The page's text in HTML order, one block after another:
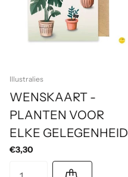
Illustralies
WENSKAART -
PLANTEN VOOR
ELKE GELEGENHEID
€3,30